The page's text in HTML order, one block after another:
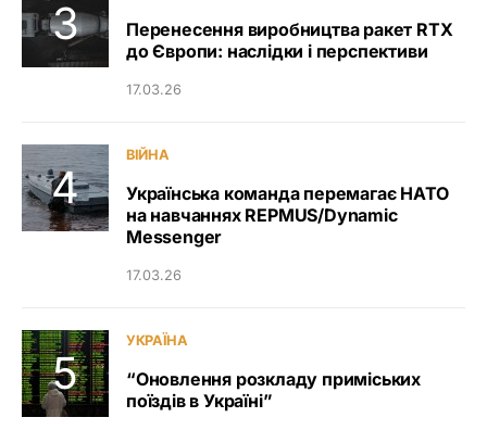
Перенесення виробництва ракет RTX
до Європи: наслідки і перспективи
17.03.26
ВІЙНА
Українська команда перемагає НАТО
на навчаннях REPMUS/Dynamic
Messenger
17.03.26
УКРАЇНА
“Оновлення розкладу приміських
поїздів в Україні”